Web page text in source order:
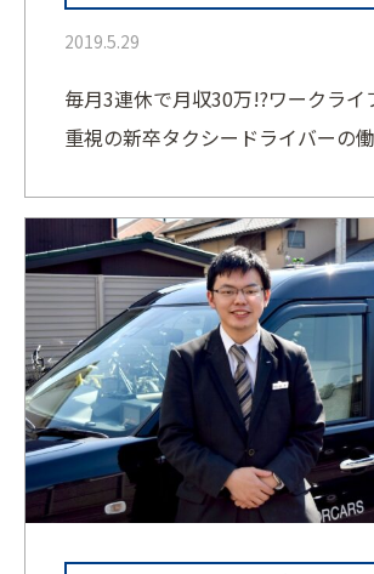
2019.5.29
毎月3連休で月収30万!?ワークライ
重視の新卒タクシードライバーの